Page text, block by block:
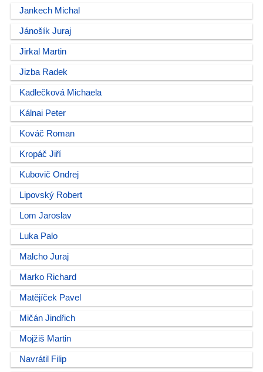
Jankech Michal
Jánošík Juraj
Jirkal Martin
Jizba Radek
Kadlečková Michaela
Kálnai Peter
Kováč Roman
Kropáč Jiří
Kubovič Ondrej
Lipovský Robert
Lom Jaroslav
Luka Palo
Malcho Juraj
Marko Richard
Matějíček Pavel
Mičán Jindřich
Mojžiš Martin
Navrátil Filip